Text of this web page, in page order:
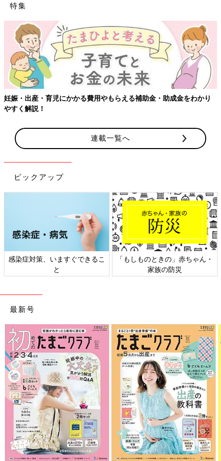
特集
妊娠・出産・育児にかかる費用やもらえる補助金・助成金をわかり
やすく解説！
連載一覧へ
ピックアップ
感染症対策、いますぐできるこ
と
「もしものときの」赤ちゃん・
家族の防災
最新号